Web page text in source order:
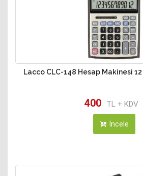
Lacco CLC-148 Hesap Makinesi
400 TL + KDV
İncele